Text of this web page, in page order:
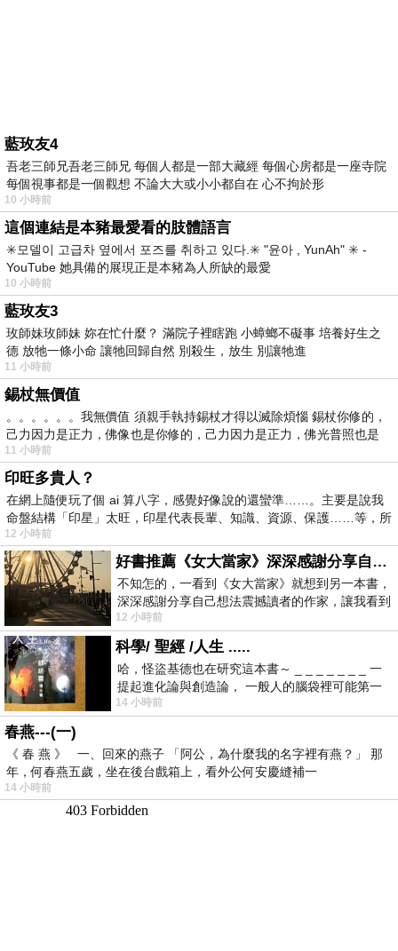
藍玫友4
吾老三師兄吾老三師兄 每個人都是一部大藏經 每個心房都是一座寺院
每個視事都是一個觀想 不論大大或小小都自在 心不拘於形
10 小時前
這個連結是本豬最愛看的肢體語言
✳️모델이 고급차 옆에서 포즈를 취하고 있다.✳️ "윤아 , YunAh" ✳️ -
YouTube 她具備的展現正是本豬為人所缺的最愛
10 小時前
藍玫友3
玫師妹玫師妹 妳在忙什麼？ 滿院子裡瞎跑 小蟑螂不礙事 培養好生之
德 放牠一條小命 讓牠回歸自然 別殺生，放生 別讓牠進
11 小時前
錫杖無價值
。。。。。。我無價值 須親手執持錫杖才得以滅除煩惱 錫杖你修的，
己力因力是正力，佛像也是你修的，己力因力是正力，佛光普照也是
11 小時前
印旺多貴人？
在網上隨便玩了個 ai 算八字，感覺好像說的還蠻準……。主要是說我
命盤結構「印星」太旺，印星代表長輩、知識、資源、保護……等，所
12 小時前
好書推薦《女大當家》深深感謝分享自己想法震撼讀者的作家，讓我看到不同樣貌的家庭！
不知怎的，一看到《女大當家》就想到另一本書，
深深感謝分享自己想法震撼讀者的作家，讓我看到
不同樣貌的家庭！ 《女大
12 小時前
科學/ 聖經 /人生 .....
哈，怪盜基德也在研究這本書～ _ _ _ _ _ _ _ 一
提起進化論與創造論， 一般人的腦袋裡可能第一
時間就有「 進化論很科
14 小時前
春燕---(一)
《 春 燕 》 一、回來的燕子 「阿公，為什麼我的名字裡有燕？」 那
年，何春燕五歲，坐在後台戲箱上，看外公何安慶縫補一
14 小時前